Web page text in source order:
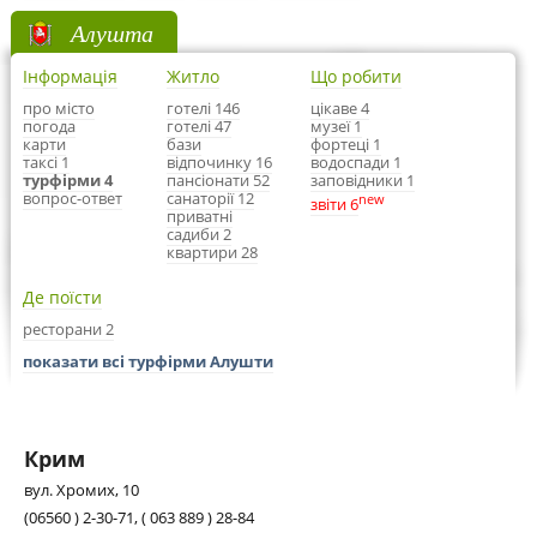
Алушта
Інформація
про місто
погода
карти
таксі 1
турфірми 4
вопрос-ответ
Житло
готелі 146
готелі 47
бази
відпочинку 16
пансіонати 52
санаторії 12
приватні
садиби 2
квартири 28
Що робити
цікаве 4
музеї 1
фортеці 1
водоспади 1
заповідники 1
звіти 6new
Де поїсти
ресторани 2
показати всі турфірми Алушти
Крим
вул. Хромих, 10
(06560 ) 2-30-71, ( 063 889 ) 28-84